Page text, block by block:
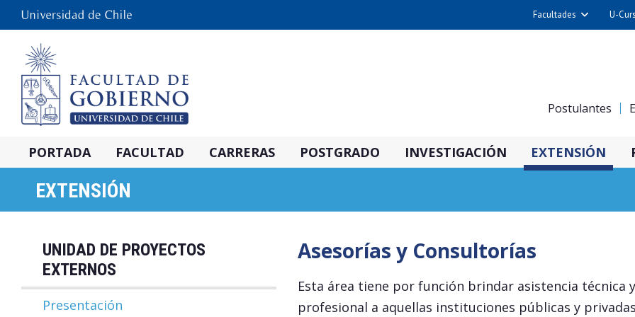
Facultades
Cs. Químicas y
Derecho
U-
Postulantes
PORTADA FACULTAD CARRERAS POSTGRADO INVESTIGACIÓN EXTENSIÓN
EXTENSIÓN
UNIDAD DE PROYECTOS
EXTERNOS
Presentación
Asesorías y Consultorías
Esta área tiene por función brindar asistencia técnica y
profesional a aquellas instituciones públicas y